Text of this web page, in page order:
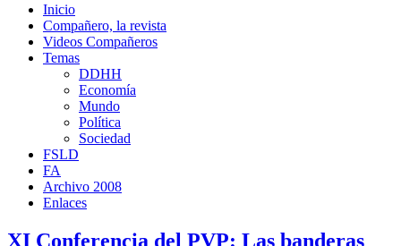
Inicio
Compañero, la revista
Videos Compañeros
Temas
DDHH
Economía
Mundo
Política
Sociedad
FSLD
FA
Archivo 2008
Enlaces
XI Conferencia del PVP: Las banderas